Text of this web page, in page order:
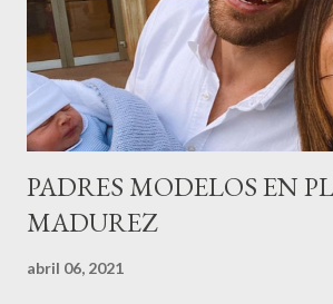
destacadas del sector,así como clientes,
de comunicación, en una velada inolvidable
años peinando almas, creando belleza,i...
PADRES MODELOS EN
MADUREZ
abril 06, 2021